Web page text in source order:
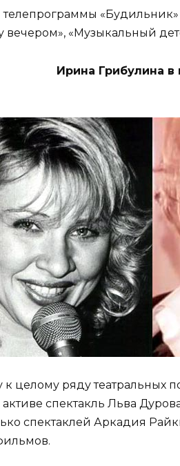
«Будильник»
вечером», «Музыкальный
Ирина Грибулина
целому ряду театральных
спектакль Льва
спектаклей Аркадия